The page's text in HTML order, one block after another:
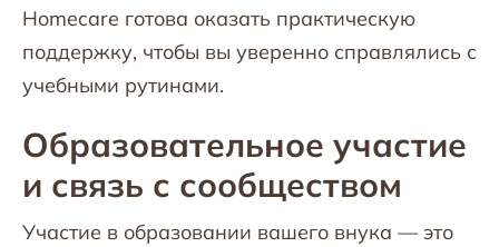
Homecare готова оказать практическую
поддержку, чтобы вы уверенно справлялись с
учебными рутинами.
Образовательное участие
и связь с сообществом
Участие в образовании вашего внука — это